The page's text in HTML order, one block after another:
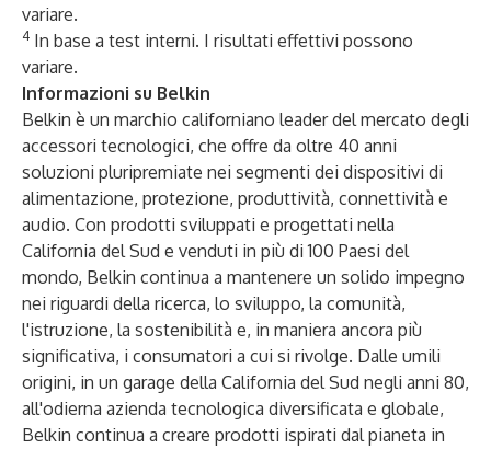
variare.
4 In base a test interni. I risultati effettivi possono
variare.
Informazioni su Belkin
Belkin è un marchio californiano leader del mercato degli
accessori tecnologici, che offre da oltre 40 anni
soluzioni pluripremiate nei segmenti dei dispositivi di
alimentazione, protezione, produttività, connettività e
audio. Con prodotti sviluppati e progettati nella
California del Sud e venduti in più di 100 Paesi del
mondo, Belkin continua a mantenere un solido impegno
nei riguardi della ricerca, lo sviluppo, la comunità,
l'istruzione, la sostenibilità e, in maniera ancora più
significativa, i consumatori a cui si rivolge. Dalle umili
origini, in un garage della California del Sud negli anni 80,
all'odierna azienda tecnologica diversificata e globale,
Belkin continua a creare prodotti ispirati dal pianeta in